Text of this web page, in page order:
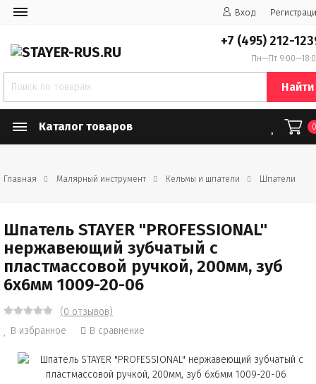
Вход
+7 (495) 212-
Пн—Пт
Найти
Каталог товаров
Главная Малярный инструмент Кельмы и шпатели Шпатели
Шпатель STAYER "PROFESSIONAL"
нержавеющий зубчатый с
пластмассовой ручкой, 200мм, зуб
6х6мм 1009-20-06
(0 отзывов)
В избранное
В сравнение